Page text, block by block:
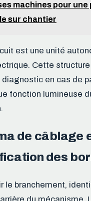
machines pour
sur chantier
est une unité
Cette
en cas de
fonction lumineuse
de câblage
des
le branchement,